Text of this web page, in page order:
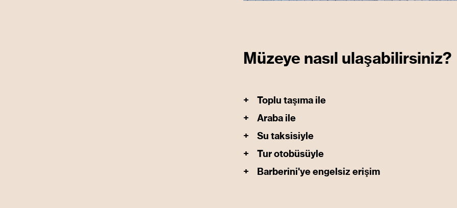
Müzeye nasıl ulaşabilirsiniz?
+
Toplu taşıma ile
+
Araba ile
+
Su taksisiyle
+
Tur otobüsüyle
+
Barberini'ye engelsiz erişim